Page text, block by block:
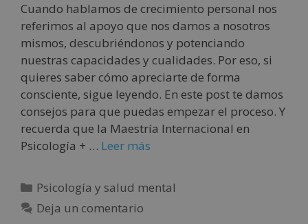
Cuando hablamos de crecimiento personal nos
referimos al apoyo que nos damos a nosotros
mismos, descubriéndonos y potenciando
nuestras capacidades y cualidades. Por eso, si
quieres saber cómo apreciarte de forma
consciente, sigue leyendo. En este post te damos
consejos para que puedas empezar el proceso. Y
recuerda que la Maestría Internacional en
Psicología + … Leer más
Psicología y salud mental
Deja un comentario